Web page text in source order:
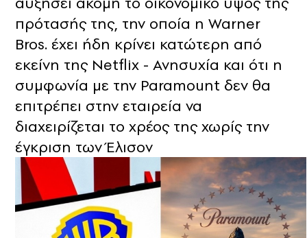
πρότασής της, την οποία η Warner
Bros. έχει ήδη κρίνει κατώτερη από
εκείνη της Netflix - Ανησυχία και ότι η
συμφωνία με την Paramount δεν θα
επιτρέπει στην εταιρεία να
διαχειρίζεται το χρέος της χωρίς την
έγκριση των Έλισον